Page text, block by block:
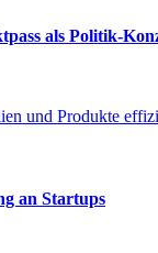
als Politik-
und Produkte
an Startups